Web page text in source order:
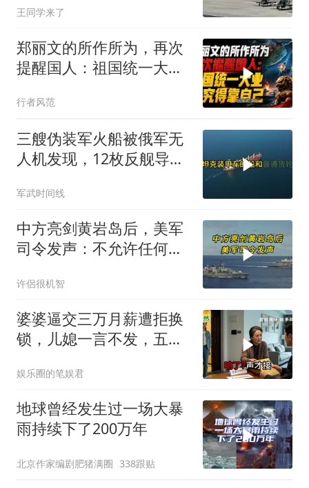
王同学来了
郑丽文的所作所为，再次
提醒国人：祖国统一大
行者风范
三艘伪装军火船被俄军无
人机发现，12枚反舰导弹
遭重锤
军武时间线
中方亮剑黄岩岛后，美军
司令发声：不允许任何国
许侶很机智
婆婆逼交三万月薪遭拒换
锁，儿媳一言不发，五天
娱乐圈的笔娱君
地球曾经发生过一场大暴
雨持续下了200万年
北京作家编剧肥猪满圈 338跟贴